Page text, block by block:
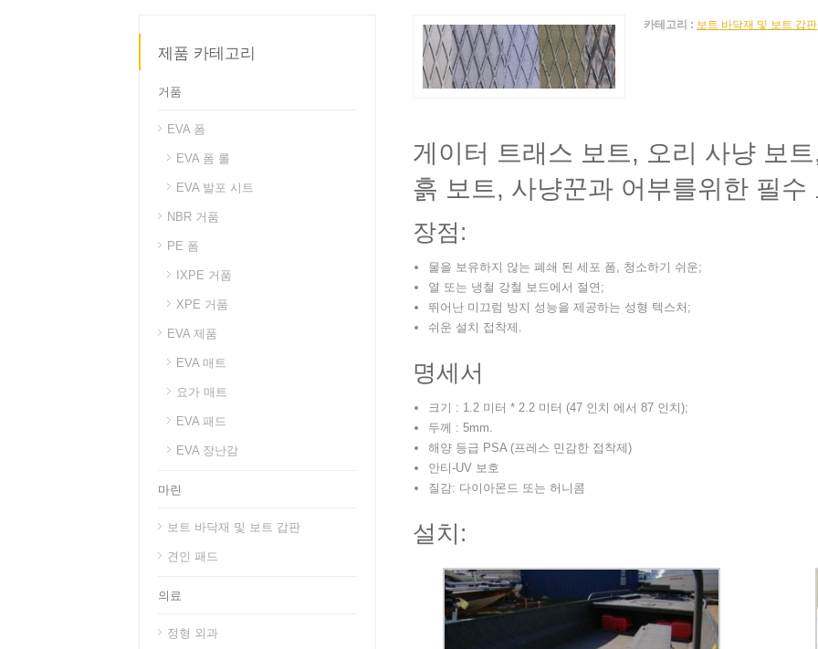
카테고리 : 보트 바닥재 및 보트 갑판
게이터 트래스 보트, 오리 사냥 보
흙 보트, 사냥꾼과 어부를위한 필수
장점:
물을 보유하지 않는 폐쇄 된 세포 폼, 청소하기 쉬운;
열 또는 냉철 강철 보드에서 절연;
뛰어난 미끄럼 방지 성능을 제공하는 성형 텍스처;
쉬운 설치 접착제.
명세서
크기 : 1.2 미터 * 2.2 미터 (47 인치 에서 87 인치);
두께 : 5mm.
해양 등급 PSA (프레스 민감한 접착제)
안티-UV 보호
질감: 다이아몬드 또는 허니콤
설치:
제품 카테고리
거품
EVA 폼
EVA 폼 롤
EVA 발포 시트
NBR 거품
PE 폼
IXPE 거품
XPE 거품
EVA 제품
EVA 매트
요가 매트
EVA 패드
EVA 장난감
마린
보트 바닥재 및 보트 갑판
견인 패드
의료
정형 외과